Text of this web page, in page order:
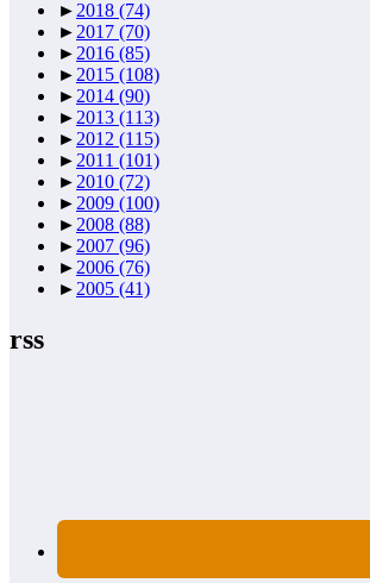
► 2018 (74)
► 2017 (70)
► 2016 (85)
► 2015 (108)
► 2014 (90)
► 2013 (113)
► 2012 (115)
► 2011 (101)
► 2010 (72)
► 2009 (100)
► 2008 (88)
► 2007 (96)
► 2006 (76)
► 2005 (41)
rss